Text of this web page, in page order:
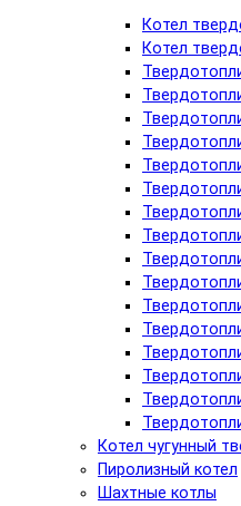
Котел
Котел
Котел чугунный
Пиролизный котел
Шахтные котлы